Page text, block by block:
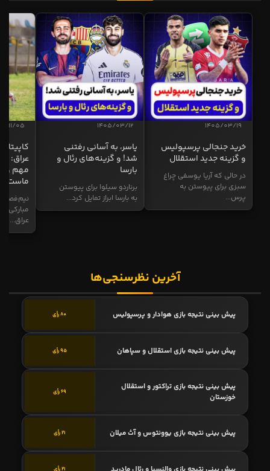
1405/03/19
خرید جنجالی پرسپولیس
و گزینه جدید استقلال
در حالی که آریا یوسفی چراغ
سبزی برای پیوستن به
پرس...
1405/03/12
یاسر، به آسانی رفتنی
شد! و گزینه‌های رئال و
بارسا
برناردو سیلوا برای پیوستن
به بارسا ابراز تمایل کرد...
11/05
عراق:
مهم و
ماست
نیم‌فصل
مبارکی
عراق...
آخرین نظرسنجی‌ها
پیش بینی نتیجه بازی هوادار و پرسپولیس 80 رأی
پیش بینی نتیجه بازی استقلال و سپاهان 95 رأی
پیش بینی نتیجه بازی تراکتور و استقلال
خوزستان
69 رأی
پیش بینی نتیجه بازی یوونتوس و آث میلان 21 رأی
21 رأی